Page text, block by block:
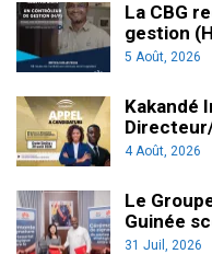
La CBG
gestion
5 Août, 2026
Kakandé
4 Août, 2026
Le
Guinée
31 Juil, 2026